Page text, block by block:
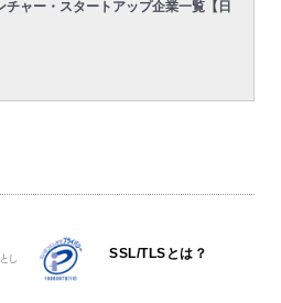
チャー・スタートアップ企業一覧【日
し
SSL/TLSとは？